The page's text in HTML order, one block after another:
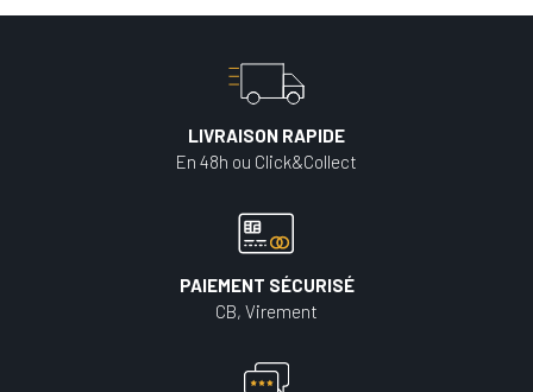
LIVRAISON RAPIDE
En 48h ou Click&Collect
PAIEMENT SÉCURISÉ
CB, Virement